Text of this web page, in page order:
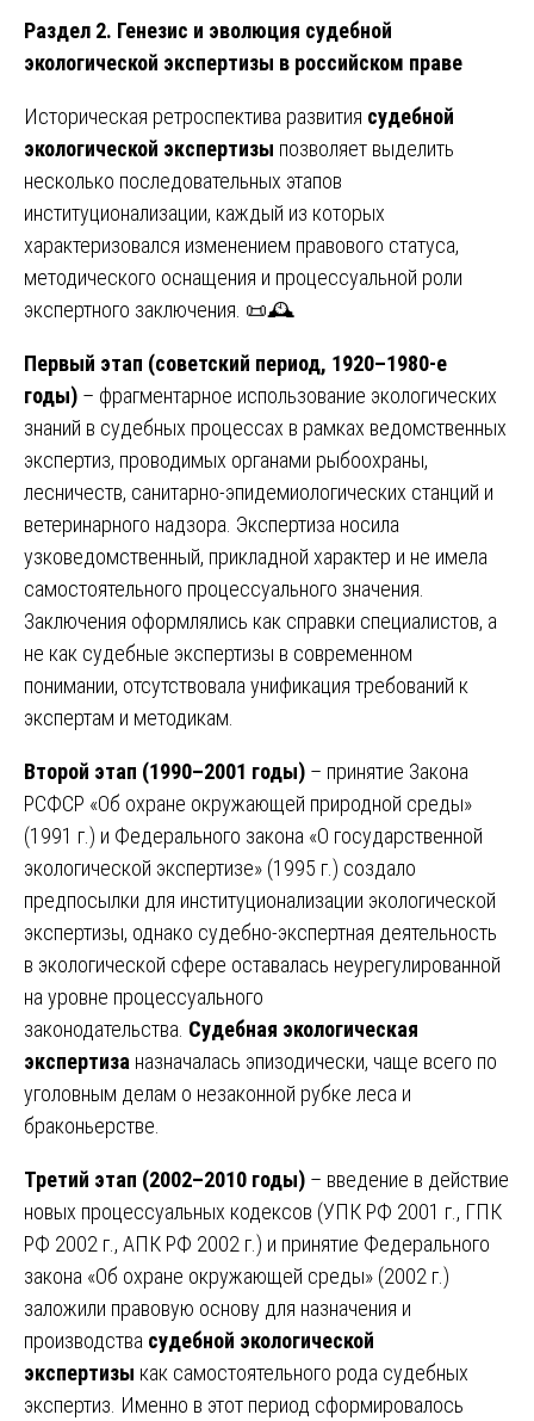
Раздел 2. Генезис и эволюция судебной
экологической экспертизы в российском праве
Историческая ретроспектива развития судебной
экологической экспертизы позволяет выделить
несколько последовательных этапов
институционализации, каждый из которых
характеризовался изменением правового статуса,
методического оснащения и процессуальной роли
экспертного заключения. 📜🕰️
Первый этап (советский период, 1920–1980-е
годы) – фрагментарное использование экологических
знаний в судебных процессах в рамках ведомственных
экспертиз, проводимых органами рыбоохраны,
лесничеств, санитарно-эпидемиологических станций и
ветеринарного надзора. Экспертиза носила
узковедомственный, прикладной характер и не имела
самостоятельного процессуального значения.
Заключения оформлялись как справки специалистов, а
не как судебные экспертизы в современном
понимании, отсутствовала унификация требований к
экспертам и методикам.
Второй этап (1990–2001 годы) – принятие Закона
РСФСР «Об охране окружающей природной среды»
(1991 г.) и Федерального закона «О государственной
экологической экспертизе» (1995 г.) создало
предпосылки для институционализации экологической
экспертизы, однако судебно-экспертная деятельность
в экологической сфере оставалась неурегулированной
на уровне процессуального
законодательства. Судебная экологическая
экспертиза назначалась эпизодически, чаще всего по
уголовным делам о незаконной рубке леса и
браконьерстве.
Третий этап (2002–2010 годы) – введение в действие
новых процессуальных кодексов (УПК РФ 2001 г., ГПК
РФ 2002 г., АПК РФ 2002 г.) и принятие Федерального
закона «Об охране окружающей среды» (2002 г.)
заложили правовую основу для назначения и
производства судебной экологической
экспертизы как самостоятельного рода судебных
экспертиз. Именно в этот период сформировалось